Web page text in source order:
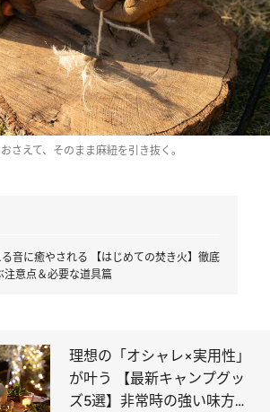
さえて、そのまま麻紐を引き抜く。
音に癒やされる 【はじめての焚き火】徹底
注意点＆必要な道具篇
理想の「オシャレ×実用性」
が叶う 【最新キャンプグッ
ズ5選】非常時の強い味方に